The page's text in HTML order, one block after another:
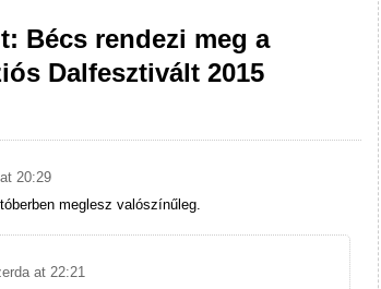
Bécs rendezi meg a
Dalfesztivált 2015
20:29
meglesz valószínűleg.
at 22:21